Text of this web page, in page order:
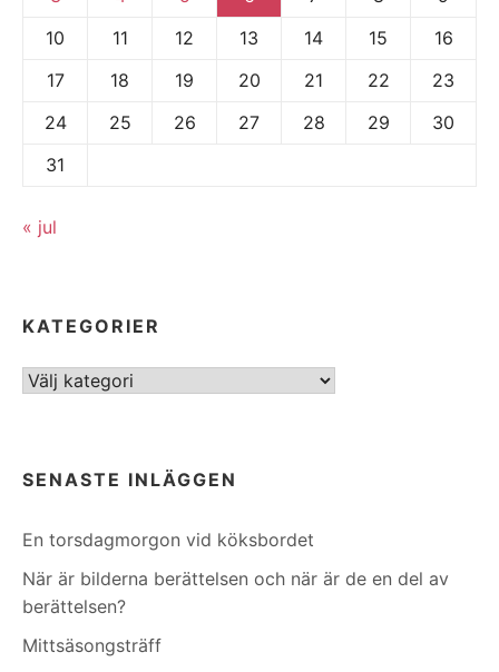
10
11 12 13 14 15
16
17
18 19 20 21 22
23
24
25 26 27 28 29
30
31
« jul
KATEGORIER
Kategorier
SENASTE INLÄGGEN
En torsdagmorgon vid köksbordet
När är bilderna berättelsen och när är de en del av
berättelsen?
Mittsäsongsträff